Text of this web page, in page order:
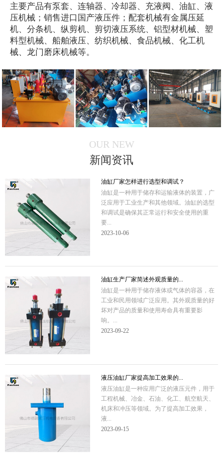
主要产品有泵套、连轴器、冷却器、充液阀、油缸、液
压机械；销售进口国产液压件；配套机械有金属压延
机、分条机、纵剪机、剪切液压系统、铝型材机械、塑
料型机械、船舶液压、纺织机械、食品机械、化工机
械、龙门磨床机械等。
OUR NEW
新闻资讯
油缸厂家怎样进行选型和调试？
油缸是一种用于储存和运输液体的装置，广
泛应用于工业生产和其他领域。油缸的选型
和调试是确保其正常运行和安全使用的重
要...
2023-10-06
油缸生产厂家简述外观质量的...
油缸是一种用于储存液体或气体的容器，在
工业和民用领域广泛应用。其外观质量的好
坏对产品的质量和使用寿命具有重要影
响。...
2023-09-22
液压油缸厂家提高加工效果的...
液压油缸是一种应用广泛的液压元件，用于
工程机械、冶金、石油、化工、航空航天、
机床和冲压等领域。为了提高加工效果，
液...
2023-09-15